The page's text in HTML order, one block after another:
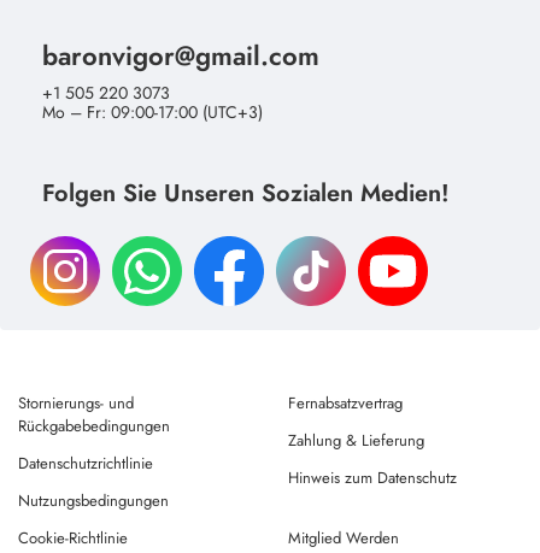
baronvigor@gmail.com
+1 505 220 3073
Mo – Fr: 09:00-17:00 (UTC+3)
Folgen Sie Unseren Sozialen Medien!
Stornierungs- und
Rückgabebedingungen
Datenschutzrichtlinie
Nutzungsbedingungen
Fernabsatzvertrag
Zahlung & Lieferung
Hinweis zum Datenschutz
Cookie-Richtlinie
Mitglied Werden